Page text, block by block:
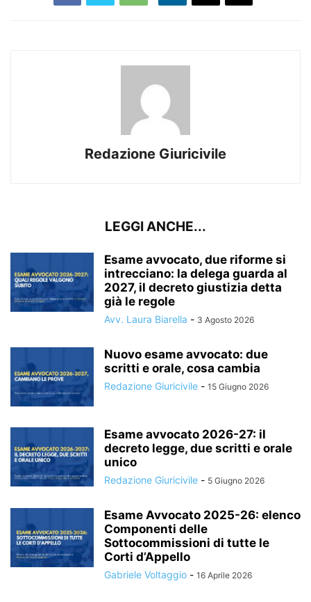
Redazione Giuricivile
LEGGI ANCHE...
Esame avvocato, due riforme si
intrecciano: la delega guarda al
2027, il decreto giustizia detta
già le regole
Avv. Laura Biarella - 3 Agosto 2026
Nuovo esame avvocato: due
scritti e orale, cosa cambia
Redazione Giuricivile - 15 Giugno 2026
Esame avvocato 2026-27: il
decreto legge, due scritti e orale
unico
Redazione Giuricivile - 5 Giugno 2026
Esame Avvocato 2025-26: elenco
Componenti delle
Sottocommissioni di tutte le
Corti d’Appello
Gabriele Voltaggio - 16 Aprile 2026